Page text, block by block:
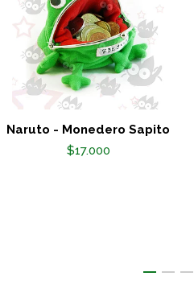
Naruto - Monedero Sapito
$17.000